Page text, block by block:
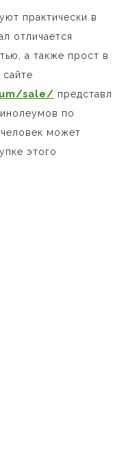
практически в
отличается
а также прост в
sale/ представл
по
может
этого